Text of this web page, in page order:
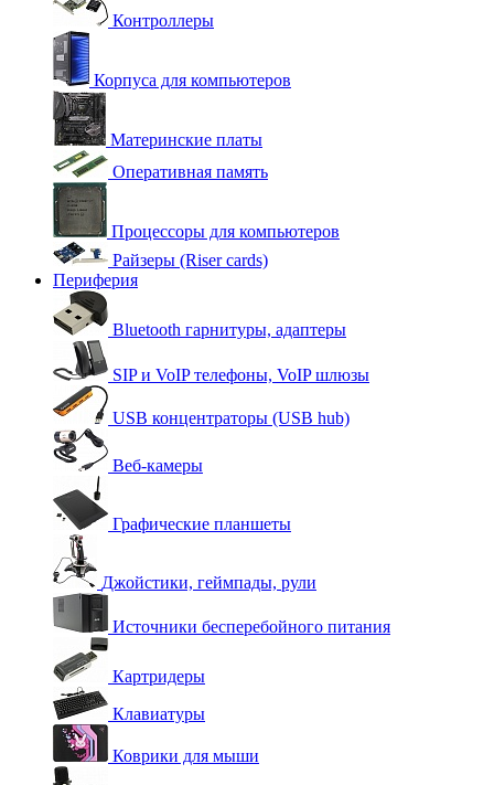
Контроллеры
Корпуса для компьютеров
Материнские платы
Оперативная память
Процессоры для компьютеров
Райзеры (Riser cards)
Периферия
Bluetooth гарнитуры, адаптеры
SIP и VoIP телефоны, VoIP шлюзы
USB концентраторы (USB hub)
Веб-камеры
Графические планшеты
Джойстики, геймпады, рули
Источники бесперебойного питания
Картридеры
Клавиатуры
Коврики для мыши